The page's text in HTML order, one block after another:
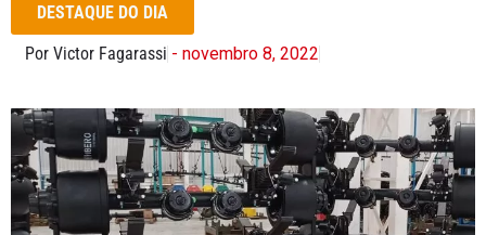
DESTAQUE DO DIA
Por Victor Fagarassi - novembro 8, 2022